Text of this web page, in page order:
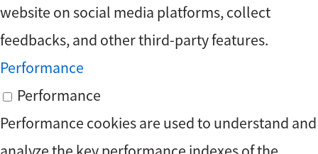
website on social media platforms, collect
feedbacks, and other third-party features.
Performance
Performance
Performance cookies are used to understand and